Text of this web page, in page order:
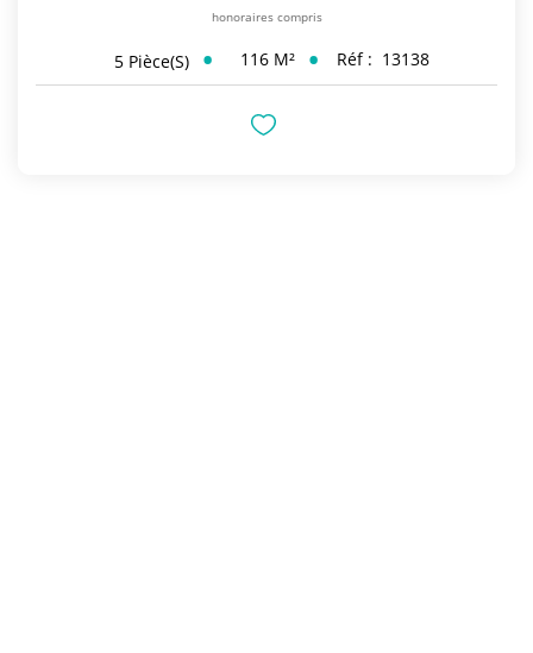
honoraires compris
5 Pièce(s) 116 M² Réf : 13138